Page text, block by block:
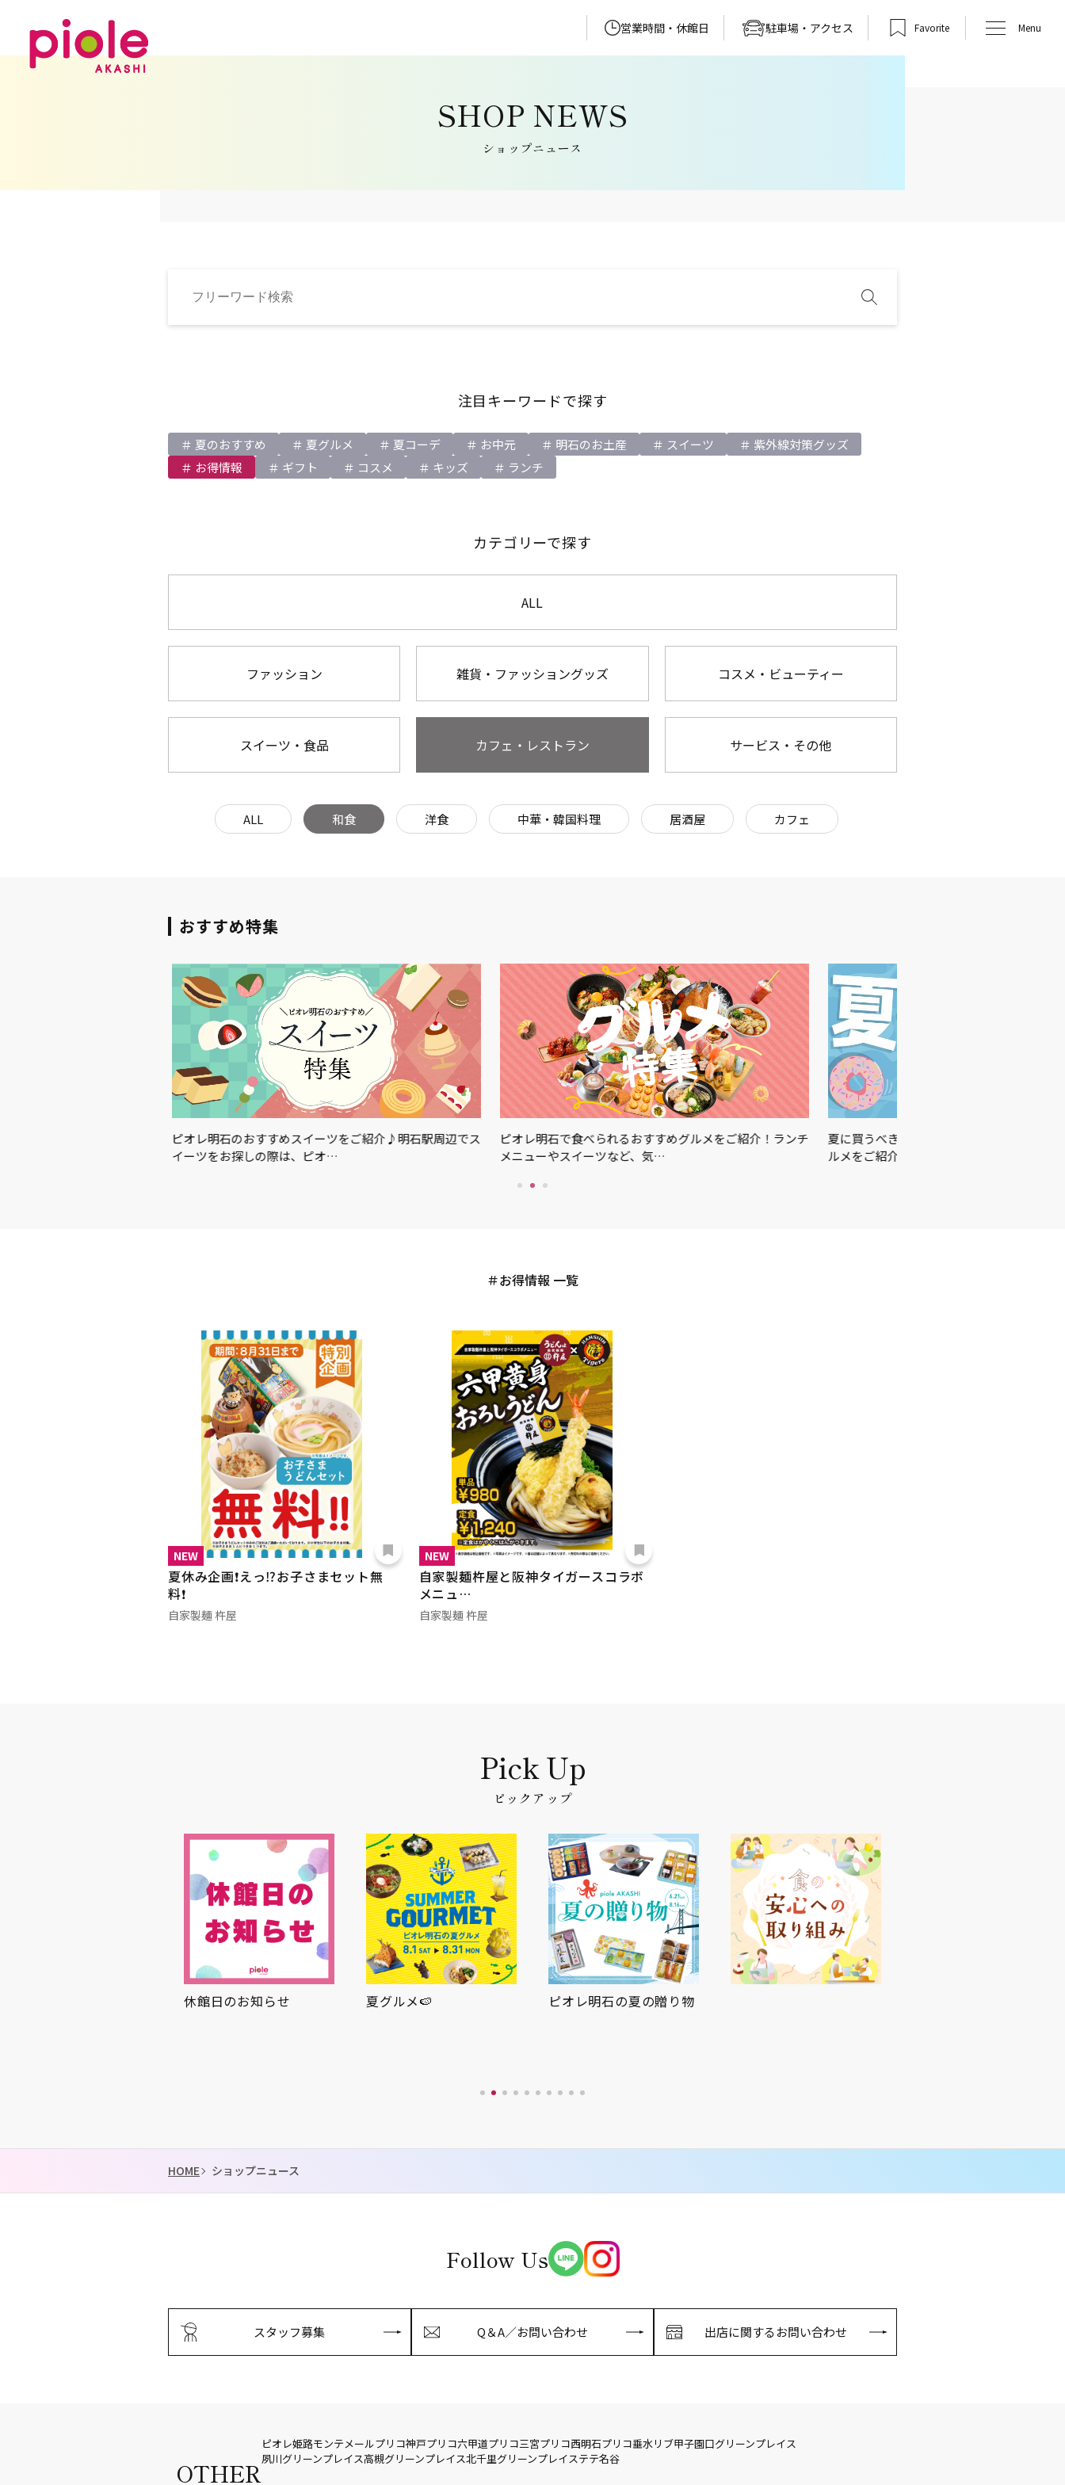
営業時間・休館日 駐車場・アクセス Favorite Menu
ショップニュース
注目キーワードで探す
夏のおすすめ 夏グルメ 夏コーデ お中元 明石のお土産 スイーツ
紫外線対策グッズ
お得情報
ギフト コスメ キッズ ランチ
カテゴリーで探す
ALL
ファッション 雑貨・ファッショングッズ コスメ・ビューティー
スイーツ・食品 カフェ・レストラン サービス・その他
ALL 和食 洋食 中華・韓国料理 居酒屋 カフェ
おすすめ特集
ピオレ明石のおすすめスイーツをご紹介♪明石駅周辺でス
イーツをお探しの際は、ピオ…
ピオレ明石で食べられるおすすめグルメをご紹介！ランチ
メニューやスイーツなど、気…
夏に買うべきはこれ☀️🏖🍉この夏を楽しむ
ルメをご紹介♪
お得情報 一覧
NEW
夏休み企画❗️えっ⁉️お子さまセット無
料❗️
自家製麺 杵屋
NEW
自家製麺杵屋と阪神タイガースコラボ
メニュ…
自家製麺 杵屋
ピックアップ
夏グルメ🍉 ピオレ明石の夏の贈り物
HOME ショップニュース
Follow Us
スタッフ募集 Q＆A／お問い合わせ 出店に関するお問い合わせ
OTHER
ピオレ姫路モンテメールプリコ神戸プリコ六甲道プリコ三宮プリコ西明石プリコ垂水リブ甲子園口グリーンプレイス
夙川グリーンプレイス高槻グリーンプレイス北千里グリーンプレイステテ名谷